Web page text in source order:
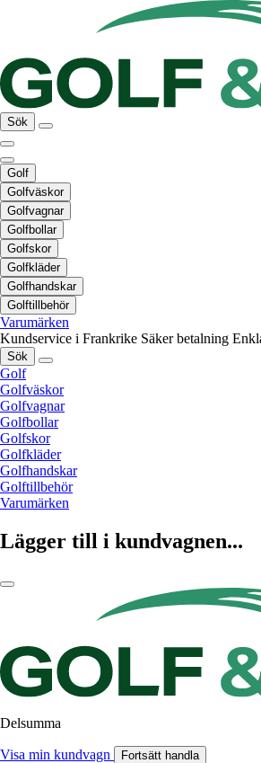
Sök
Golf
Golfväskor
Golfvagnar
Golfbollar
Golfskor
Golfkläder
Golfhandskar
Golftillbehör
Varumärken
Kundservice i Frankrike Säker betalning
Sök
Golf
Golfväskor
Golfvagnar
Golfbollar
Golfskor
Golfkläder
Golfhandskar
Golftillbehör
Varumärken
Lägger till i kundvagnen...
Delsumma
Visa min kundvagn Fortsätt handla